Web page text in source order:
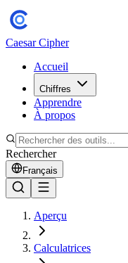
Caesar Cipher
Accueil
Chiffres
Apprendre
À propos
Rechercher
Français
Aperçu
Calculatrices